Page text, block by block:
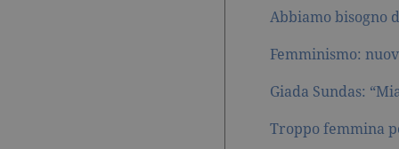
Abbiamo bisogno
Femminismo:
Giada Sundas:
Troppo femmina
datr
.facebook.com